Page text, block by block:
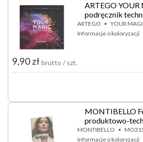
ARTEGO YOUR
podręcznik
ARTEGO YOUR
Informacje o koloryzacji
9,90 zł brutto / szt.
MONTIBELLO
produktowo-
MONTIBELLO
Informacje o koloryzacji